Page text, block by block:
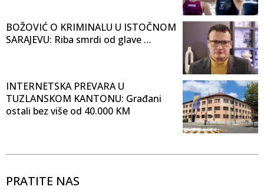
BOŽOVIĆ O KRIMINALU U ISTOČNOM
SARAJEVU: Riba smrdi od glave …
INTERNETSKA PREVARA U
TUZLANSKOM KANTONU: Građani
ostali bez više od 40.000 KM
PRATITE NAS